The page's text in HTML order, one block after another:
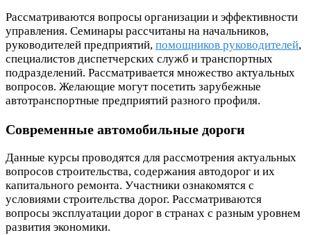
Рассматриваются вопросы организации и эффективности
управления. Семинары рассчитаны на начальников,
руководителей предприятий, помощников руководителей,
специалистов диспетчерских служб и транспортных
подразделений. Рассматривается множество актуальных
вопросов. Желающие могут посетить зарубежные
автотранспортные предприятий разного профиля.
Современные автомобильные дороги
Данные курсы проводятся для рассмотрения актуальных
вопросов строительства, содержания автодорог и их
капитального ремонта. Участники ознакомятся с
условиями строительства дорог. Рассматриваются
вопросы эксплуатации дорог в странах с разным уровнем
развития экономики.